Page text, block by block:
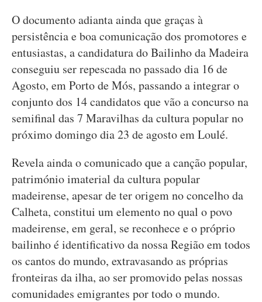
O documento adianta ainda que graças à
persistência e boa comunicação dos promotores e
entusiastas, a candidatura do Bailinho da Madeira
conseguiu ser repescada no passado dia 16 de
Agosto, em Porto de Mós, passando a integrar o
conjunto dos 14 candidatos que vão a concurso na
semifinal das 7 Maravilhas da cultura popular no
próximo domingo dia 23 de agosto em Loulé.
Revela ainda o comunicado que a canção popular,
património imaterial da cultura popular
madeirense, apesar de ter origem no concelho da
Calheta, constitui um elemento no qual o povo
madeirense, em geral, se reconhece e o próprio
bailinho é identificativo da nossa Região em todos
os cantos do mundo, extravasando as próprias
fronteiras da ilha, ao ser promovido pelas nossas
comunidades emigrantes por todo o mundo.